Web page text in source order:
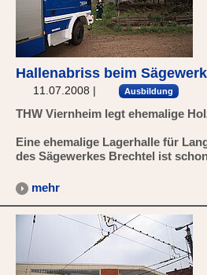
Hallenabriss beim
11.07.2008 | Ausbildung
THW Viernheim legt ehemalige
Eine ehemalige Lagerhalle für
des Sägewerkes Brechtel ist
mehr